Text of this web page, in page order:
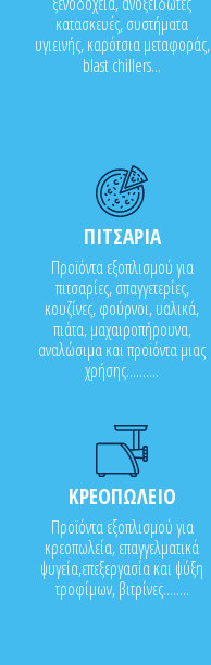
κατασκευές, συστήματα
υγιεινής, καρότσια μεταφοράς,
blast chillers...
ΠΙΤΣΑΡΙΑ
Προϊόντα εξοπλισμού για
πιτσαρίες, σπαγγετερίες,
κουζίνες, φούρνοι, υαλικά,
πιάτα, μαχαιροπήρουνα,
αναλώσιμα και προϊόντα μιας
χρήσης..........
ΚΡΕΟΠΩΛΕΙΟ
Προϊόντα εξοπλισμού για
κρεοπωλεία, επαγγελματικά
ψυγεία,επεξεργασία και ψύξη
τροφίμων, βιτρίνες........